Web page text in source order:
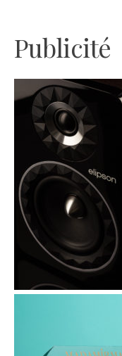
Publicité